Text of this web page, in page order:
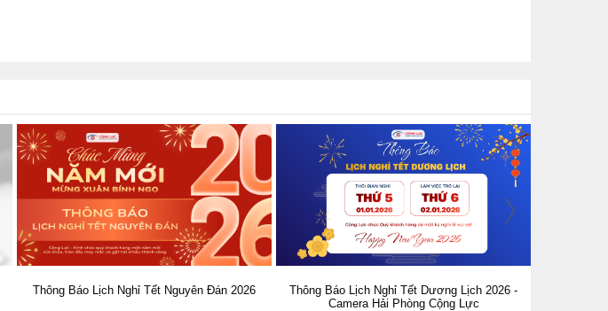
Thông Báo Lịch Nghỉ Tết Nguyên Đán 2026
Thông Báo Lịch Nghỉ Tết Dương Lịch 2026 -
Camera Hải Phòng Cộng Lực